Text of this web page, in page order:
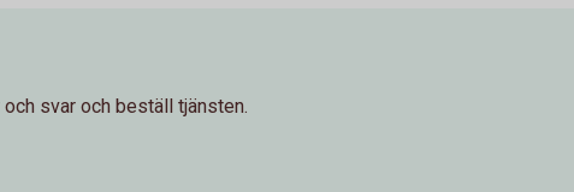
svar och beställ tjänsten.